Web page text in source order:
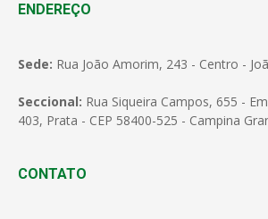
ENDEREÇO
Sede: Rua João Amorim, 243 - Centro -
Seccional: Rua Siqueira Campos, 655 -
403, Prata - CEP 58400-525 - Campina
CONTATO